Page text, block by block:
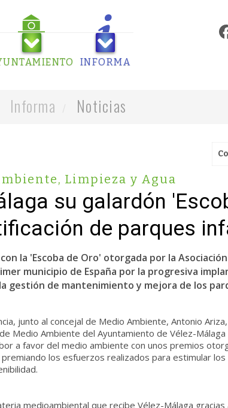
INFORMA
Informa Noticias
Limpieza y Agua
su galardón
de parques
la 'Escoba de Oro' otorgada por la
municipio de España por la progresiva
gestión de mantenimiento y mejora de los
junto al concejal de Medio Ambiente, Antonio
Medio Ambiente del Ayuntamiento de Vélez-Málaga
a favor del medio ambiente con unos premios
los esfuerzos realizados para estimular
medioambiental que recibe Vélez-Málaga